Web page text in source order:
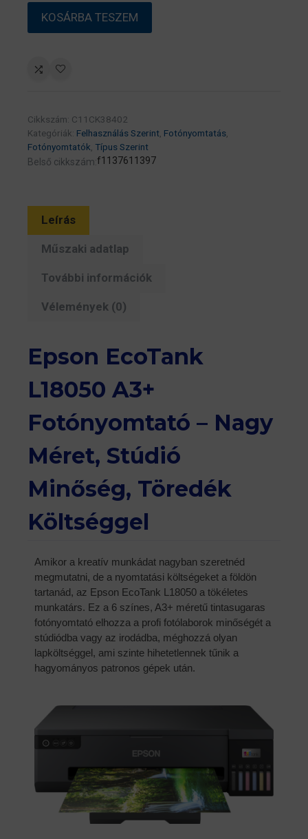
Epson
KOSÁRBA TESZEM
Cikkszám: C11CK38402
Kategóriák: Felhasználás Szerint Fotónyomtatás
Fotónyomtatók Típus Szerint
Belső cikkszám:f1137611397
Leírás
Műszaki adatlap
További információk
Vélemények (0)
Epson EcoTank
L18050 A3+
Fotónyomtató – Nagy
Méret, Stúdió
Minőség, Töredék
Költséggel
Amikor a kreatív munkádat nagyban szeretnéd
megmutatni, de a nyomtatási költségeket a földön
tartanád, az Epson EcoTank L18050 a tökéletes
munkatárs. Ez a 6 színes, A3+ méretű tintasugaras
fotónyomtató elhozza a profi fotólaborok minőségét a
stúdiódba vagy az irodádba, méghozzá olyan
lapköltséggel, ami szinte hihetetlennek tűnik a
hagyományos patronos gépek után.